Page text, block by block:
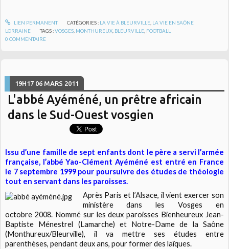
LIEN PERMANENT CATÉGORIES : LA VIE À BLEURVILLE, LA VIE EN SAÔNE
LORRAINE
TAGS :VOSGES MONTHUREUX BLEURVILLE FOOTBALL
0 COMMENTAIRE
19H17 06 MARS 2011
L'abbé Ayéméné, un prêtre africain
dans le Sud-Ouest vosgien
Issu d’une famille de sept enfants dont le père a servi l’armée
française, l’abbé Yao-Clément Ayéméné est entré en France
le 7 septembre 1999 pour poursuivre des études de théologie
tout en servant dans les paroisses.
Après Paris et l’Alsace, il vient exercer son
ministère dans les Vosges en
octobre 2008. Nommé sur les deux paroisses Bienheureux Jean-
Baptiste Ménestrel (Lamarche) et Notre-Dame de la Saône
(Monthureux/Bleurville), il va mettre ses études entre
parenthèses, pendant deux ans, pour former des laïques.